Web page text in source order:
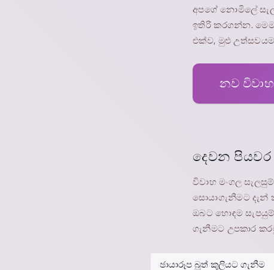
අපගේ නොමිලේ
ඉතිරි කරගන්න.
එක්ව, මුළු
නව
දෙවන පියවර
විවාහ මංගල
සොයාගැනීමට
ඔබට හොඳම
ගැනීමට උපකාර